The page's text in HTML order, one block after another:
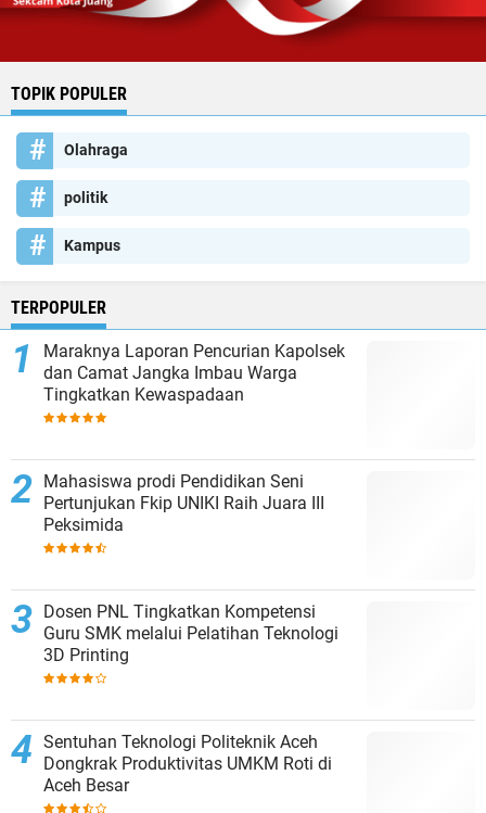
TOPIK POPULER
Olahraga
politik
Kampus
TERPOPULER
Maraknya Laporan Pencurian Kapolsek
dan Camat Jangka Imbau Warga
Tingkatkan Kewaspadaan
Mahasiswa prodi Pendidikan Seni
Pertunjukan Fkip UNIKI Raih Juara III
Peksimida
Dosen PNL Tingkatkan Kompetensi
Guru SMK melalui Pelatihan Teknologi
3D Printing
Sentuhan Teknologi Politeknik Aceh
Dongkrak Produktivitas UMKM Roti di
Aceh Besar